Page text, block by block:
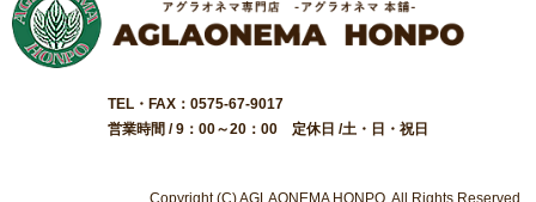
TEL・FAX：0575-67-9017
営業時間 / 9：00～20：00 定休日 /土・日・祝日